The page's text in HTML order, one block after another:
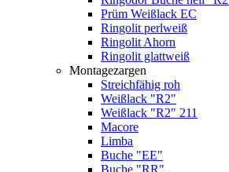
Prüm Weißlack EC
Ringolit perlweiß
Ringolit Ahorn
Ringolit glattweiß
Montagezargen
Streichfähig roh
Weißlack "R2"
Weißlack "R2" 211
Macore
Limba
Buche "EE"